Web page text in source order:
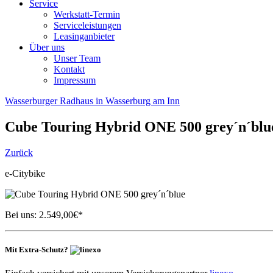
Service
Werkstatt-Termin
Serviceleistungen
Leasinganbieter
Über uns
Unser Team
Kontakt
Impressum
Wasserburger Radhaus in Wasserburg am Inn
Cube Touring Hybrid ONE 500
Zurück
e-Citybike
Bei uns: 2.549,00€*
Mit Extra-Schutz?